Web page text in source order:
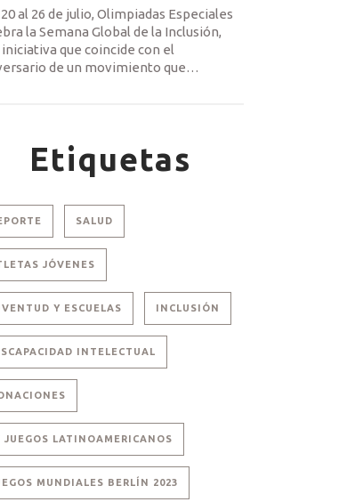
al 26 de julio, Olimpiadas Especiales
la Semana Global de la Inclusión,
iniciativa que coincide con el
de un movimiento que…
Etiquetas
SALUD
JÓVENES
Y ESCUELAS INCLUSIÓN
INTELECTUAL
JUEGOS LATINOAMERICANOS
MUNDIALES BERLÍN 2023